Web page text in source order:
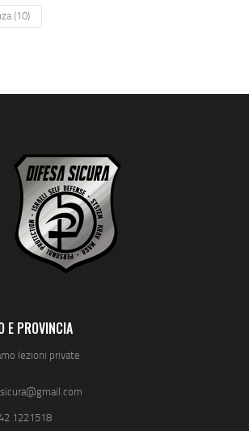
(10)
E PROVINCIA
lezioni private
1221518